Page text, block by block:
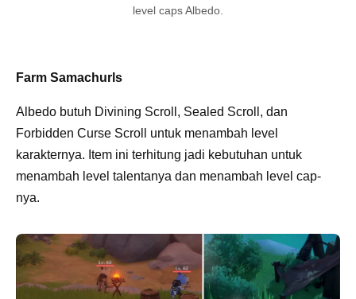
level caps Albedo.
Farm Samachurls
Albedo butuh Divining Scroll, Sealed Scroll, dan
Forbidden Curse Scroll untuk menambah level
karakternya. Item ini terhitung jadi kebutuhan untuk
menambah level talentanya dan menambah level cap-
nya.